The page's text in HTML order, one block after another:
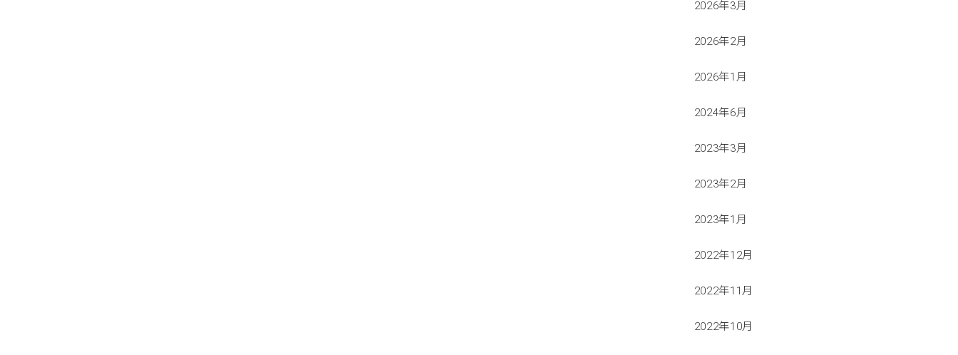
2026年3月
2026年2月
2026年1月
2024年6月
2023年3月
2023年2月
2023年1月
2022年12月
2022年11月
2022年10月